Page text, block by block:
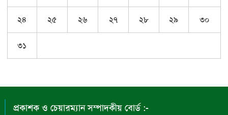
২৪ ২৫ ২৬ ২৭ ২৮ ২৯ ৩০
৩১
প্রকাশক ও চেয়ারম্যান সম্পাদকীয় বোর্ড :-